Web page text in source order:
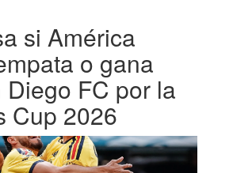
si América
o gana
Diego FC por la
Cup 2026